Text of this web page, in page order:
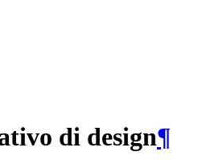
di design¶